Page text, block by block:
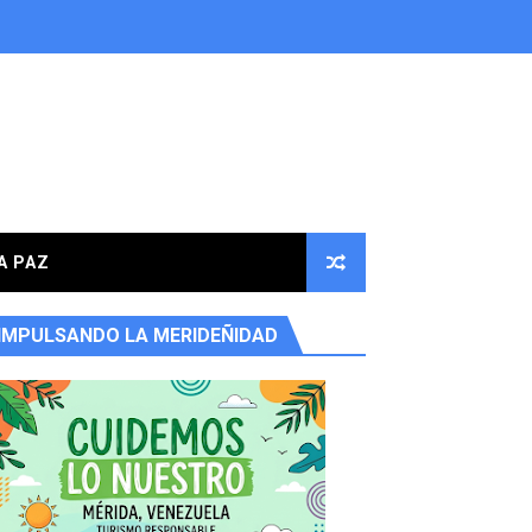
en la parroquia Osuna Rodríguez
PAZ
IMPULSANDO LA MERIDEÑIDAD